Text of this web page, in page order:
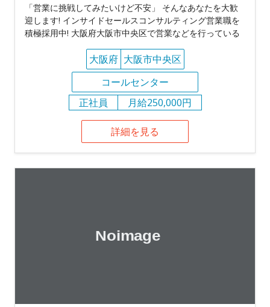
「営業に挑戦してみたいけど不安」 そんなあなたを大歓
迎します! インサイドセールスコンサルティング営業職を
積極採用中! 大阪府大阪市中央区で営業などを行っている
大阪府 大阪市中央区
コールセンター
正社員
月給250,000円
詳細を見る